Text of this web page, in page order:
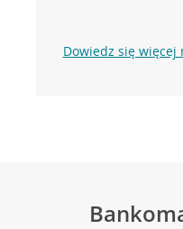
Dowiedz się więcej